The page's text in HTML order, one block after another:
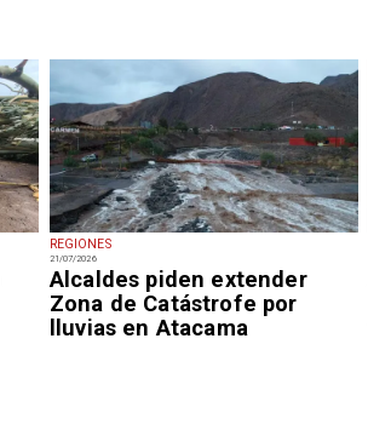
REGIONES
21/07/2026
Alcaldes piden extender
Zona de Catástrofe por
lluvias en Atacama